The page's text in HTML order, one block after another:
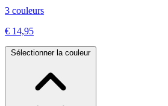
3 couleurs
€ 14,95
Sélectionner la couleur